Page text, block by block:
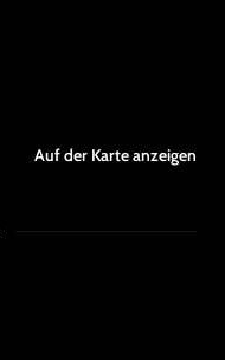
Auf der Karte anzeigen